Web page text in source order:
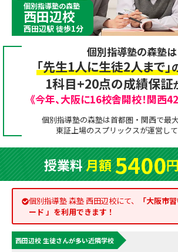
森塾を知る
森塾を知る トップ
森塾の想い
成績アップをかなえる！森塾メソッド
森塾の授業料について
子と親のお悩み別！なぜ？どうして？
数字でなるほど！森塾
動画でわかる！森塾
入塾について
入塾について トップ
塾の選び方
入塾までの流れ
無料体験授業について
森塾のお得なキャンペーン・割引制度
よくあるご質問
お電話はこちら
0120-602-
授業料等お問合わせは
校舎一覧
個別指導塾の森塾
西田辺校
西田辺駅 徒歩1分
個別指導塾の森塾は
「先生1人に生徒2人まで」
1科目+20点の成績保証
《今年、大阪に16校舎開校！関西
個別指導塾の森塾は首都圏・関西で最
東証上場のスプリックスが運営して
授業料月額5400
個別指導塾 森塾 西田辺校にて、 「大阪市
ード 」を利用できます！
西田辺校 生徒さんが多い近隣学校